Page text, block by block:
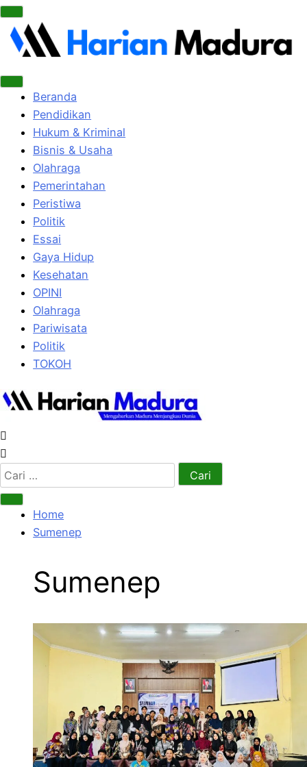
Beranda
Pendidikan
Hukum & Kriminal
Bisnis & Usaha
Olahraga
Pemerintahan
Peristiwa
Politik
Essai
Gaya Hidup
Kesehatan
OPINI
Olahraga
Pariwisata
Politik
TOKOH
Cari
untuk:
Home
Sumenep
Sumenep